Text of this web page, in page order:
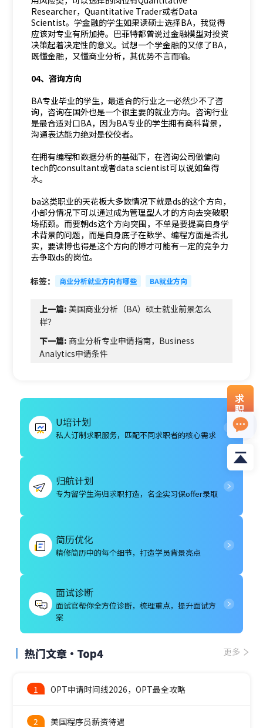
Researcher，Quantitative Trader或者Data
Scientist。学金融的学生如果读硕士选择BA，我觉得
应该对专业有所加持。巴菲特都曾说过金融模型对投资
决策起着决定性的意义。试想一个学金融的又修了BA，
既懂金融，又懂商业分析，其优势不言而喻。
04、咨询方向
BA专业毕业的学生，最适合的行业之一必然少不了咨
询，咨询在国外也是一个很主要的就业方向。咨询行业
是最合适对口BA，因为BA专业的学生拥有商科背景，
沟通表达能力绝对是佼佼者。
在拥有编程和数据分析的基础下，在咨询公司做偏向
tech的consultant或者data scientist可以说如鱼得
水。
ba这类职业的天花板大多数情况下就是ds的这个方向，
小部分情况下可以通过成为管理型人才的方向去突破职
场瓶颈。而要朝ds这个方向突围，不单是要提高自身学
术背景的问题，而是自身底子在数学、编程方面是否扎
实，要读博也得是这个方向的博才可能有一定的竞争力
去争取ds的岗位。
标签： 商业分析就业方向有哪些 BA就业方向
上一篇:美国商业分析（BA）硕士就业前景怎么
样？
下一篇:商业分析专业申请指南，Business
Analytics申请条件
U培计划
私人订制求职服务，匹配不同求职者的核心需求
归航计划
专为留学生海归求职打造，名企实习保offer录取
简历优化
精修简历中的每个细节，打造学员背景亮点
面试诊断
面试官帮你全方位诊断，梳理重点，提升面试方
案
热门文章·Top4 更多
1 OPT申请时间线2026，OPT最全攻略
2 美国程序员薪资待遇
求
职
资
料